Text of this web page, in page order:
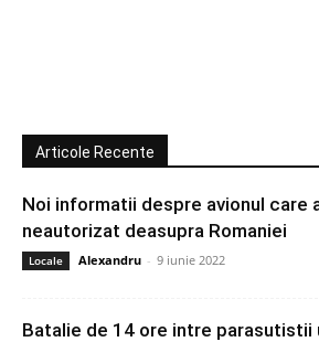
Articole Recente
Noi informatii despre avionul care
neautorizat deasupra Romaniei
Locale Alexandru - 9 iunie 2022
Batalie de 14 ore intre parasutistii